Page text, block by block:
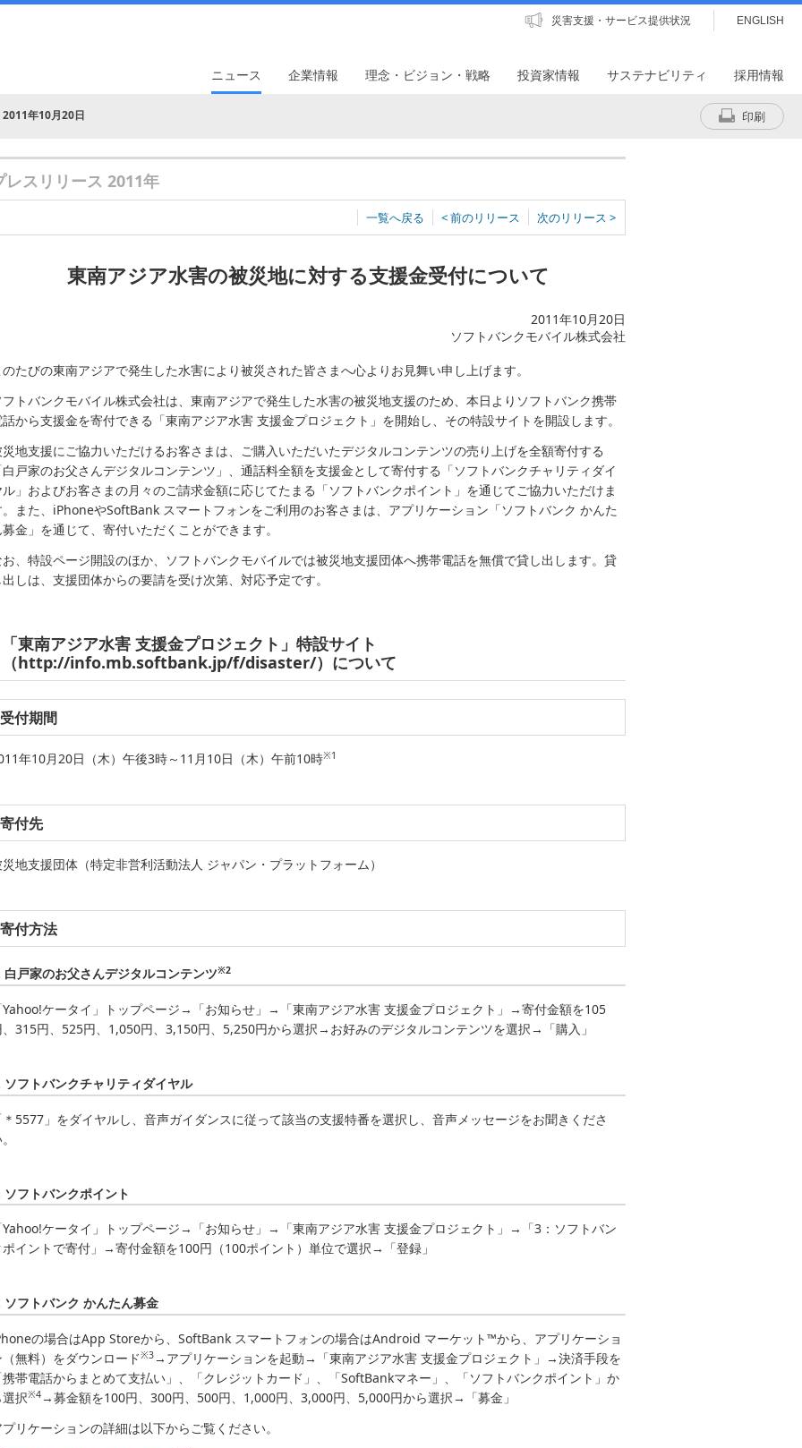
災害支援・サービス提供状況 ENGLISH
ニュース 企業情報 理念・ビジョン・戦略 投資家情報 サステナビリティ 採用情報
2011年10月20日 印刷
レスリリース 2011年
一覧へ戻る < 前のリリース 次のリリース >
東南アジア水害の被災地に対する支援金受付について
2011年10月20日
ソフトバンクモバイル株式会社
たびの東南アジアで発生した水害により被災された皆さまへ心よりお見舞い申し上げます。
トバンクモバイル株式会社は、東南アジアで発生した水害の被災地支援のため、本日よりソフトバンク携帯
から支援金を寄付できる「東南アジア水害 支援金プロジェクト」を開始し、その特設サイトを開設します。
地支援にご協力いただけるお客さまは、ご購入いただいたデジタルコンテンツの売り上げを全額寄付する
戸家のお父さんデジタルコンテンツ」、通話料全額を支援金として寄付する「ソフトバンクチャリティダイ
」およびお客さまの月々のご請求金額に応じてたまる「ソフトバンクポイント」を通じてご協力いただけま
また、iPhoneやSoftBank スマートフォンをご利用のお客さまは、アプリケーション「ソフトバンク かんた
金」を通じて、寄付いただくことができます。
、特設ページ開設のほか、ソフトバンクモバイルでは被災地支援団体へ携帯電話を無償で貸し出します。貸
しは、支援団体からの要請を受け次第、対応予定です。
「東南アジア水害 支援金プロジェクト」特設サイト
（http://info.mb.softbank.jp/f/disaster/）について
受付期間
年10月20日（木）午後3時～11月10日（木）午前10時※1
寄付先
地支援団体（特定非営利活動法人 ジャパン・プラットフォーム）
寄付方法
白戸家のお父さんデジタルコンテンツ※2
Yahoo!ケータイ」トップページ→「お知らせ」→「東南アジア水害 支援金プロジェクト」→寄付金額を105
、315円、525円、1,050円、3,150円、5,250円から選択→お好みのデジタルコンテンツを選択→「購入」
ソフトバンクチャリティダイヤル
5577」をダイヤルし、音声ガイダンスに従って該当の支援特番を選択し、音声メッセージをお聞きくださ
ソフトバンクポイント
Yahoo!ケータイ」トップページ→「お知らせ」→「東南アジア水害 支援金プロジェクト」→「3：ソフトバン
ポイントで寄付」→寄付金額を100円（100ポイント）単位で選択→「登録」
ソフトバンク かんたん募金
の場合はApp Storeから、SoftBank スマートフォンの場合はAndroid マーケット™から、アプリケーショ
無料）をダウンロード※3→アプリケーションを起動→「東南アジア水害 支援金プロジェクト」→決済手段を
帯電話からまとめて支払い」、「クレジットカード」、「SoftBankマネー」、「ソフトバンクポイント」か
択※4→募金額を100円、300円、500円、1,000円、3,000円、5,000円から選択→「募金」
リケーションの詳細は以下からご覧ください。